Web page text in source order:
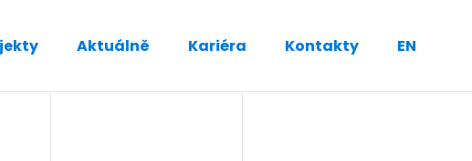
Aktuálně Kariéra Kontakty EN